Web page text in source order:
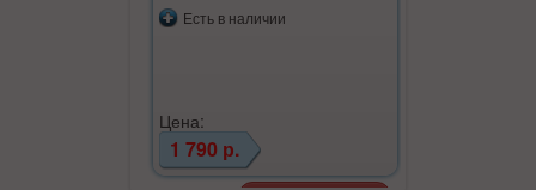
Есть в наличии
Цена:
1 790 р.